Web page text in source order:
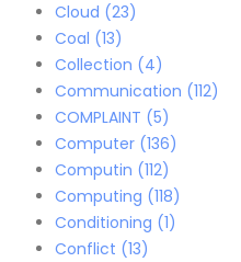
Cloud (23)
Coal (13)
Collection (4)
Communication (112)
COMPLAINT (5)
Computer (136)
Computin (112)
Computing (118)
Conditioning (1)
Conflict (13)